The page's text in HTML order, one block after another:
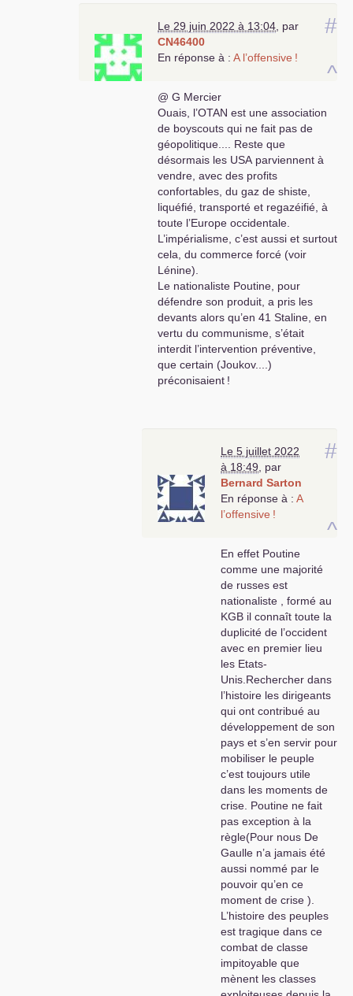
heureux c’est plutôt nunuche en regard de la
violence sociale et de la nécessité de rupture
avec la politique du pouvoir. Les jours heureux
c’est du marketing pas de la politique.
! C’est quand même la Russie qui
envahit l’Ukraine. L’impérialisme n’est pas
restreint auxUSA. Vous êtes communistes et
vous fermez les yeux sur le discours de Poutine
du 21 février qui tire à boulet rouge sur Lénine
et les bolcheviks accusés d’être responsables
de l’indépendance de l’Ukraine. Il s’agit d’une
guerre impérialiste qui a pour but de faire
revenir l’Ukraine dans le giron de la Russie afin
de la garder dans sa zone d’influence quel que
soit le prix à payer pour les peuples ukrainiens
et russe. Je rappelle que les personnages
historiques de référence de V Poutine sont
Catherine 2 et… Stolypine Premier
ministre de NicolasII qui fit pendre plus de 3000
opposants au régime, sans commentaire !
#
^
Le 29 juin 2022 à 13:04 par
CN46400
En réponse à : A l’offensive !
@ G Mercier
Ouais, l’OTAN est une association
de boyscouts qui ne fait pas de
géopolitique.... Reste que
désormais les USA parviennent à
vendre, avec des profits
confortables, du gaz de shiste,
liquéfié, transporté et regazéifié, à
toute l’Europe occidentale.
L’impérialisme, c’est aussi et surtout
cela, du commerce forcé (voir
Lénine).
Le nationaliste Poutine, pour
défendre son produit, a pris les
devants alors qu’en 41 Staline, en
vertu du communisme, s’était
interdit l’intervention préventive,
que certain (Joukov....)
préconisaient !
#
^
Le 5 juillet 2022
à 18:49
par
Bernard Sarton
En réponse à : A
l’offensive !
En effet Poutine
comme une majorité
de russes est
nationaliste , formé au
KGB il connaît toute la
duplicité de l’occident
avec en premier lieu
les Etats-
Unis.Rechercher dans
l’histoire les dirigeants
qui ont contribué au
développement de son
pays et s’en servir pour
mobiliser le peuple
c’est toujours utile
dans les moments de
crise. Poutine ne fait
pas exception à la
règle(Pour nous De
Gaulle n’a jamais été
aussi nommé par le
pouvoir qu’en ce
moment de crise ).
L’histoire des peuples
est tragique dans ce
combat de classe
impitoyable que
mènent les classes